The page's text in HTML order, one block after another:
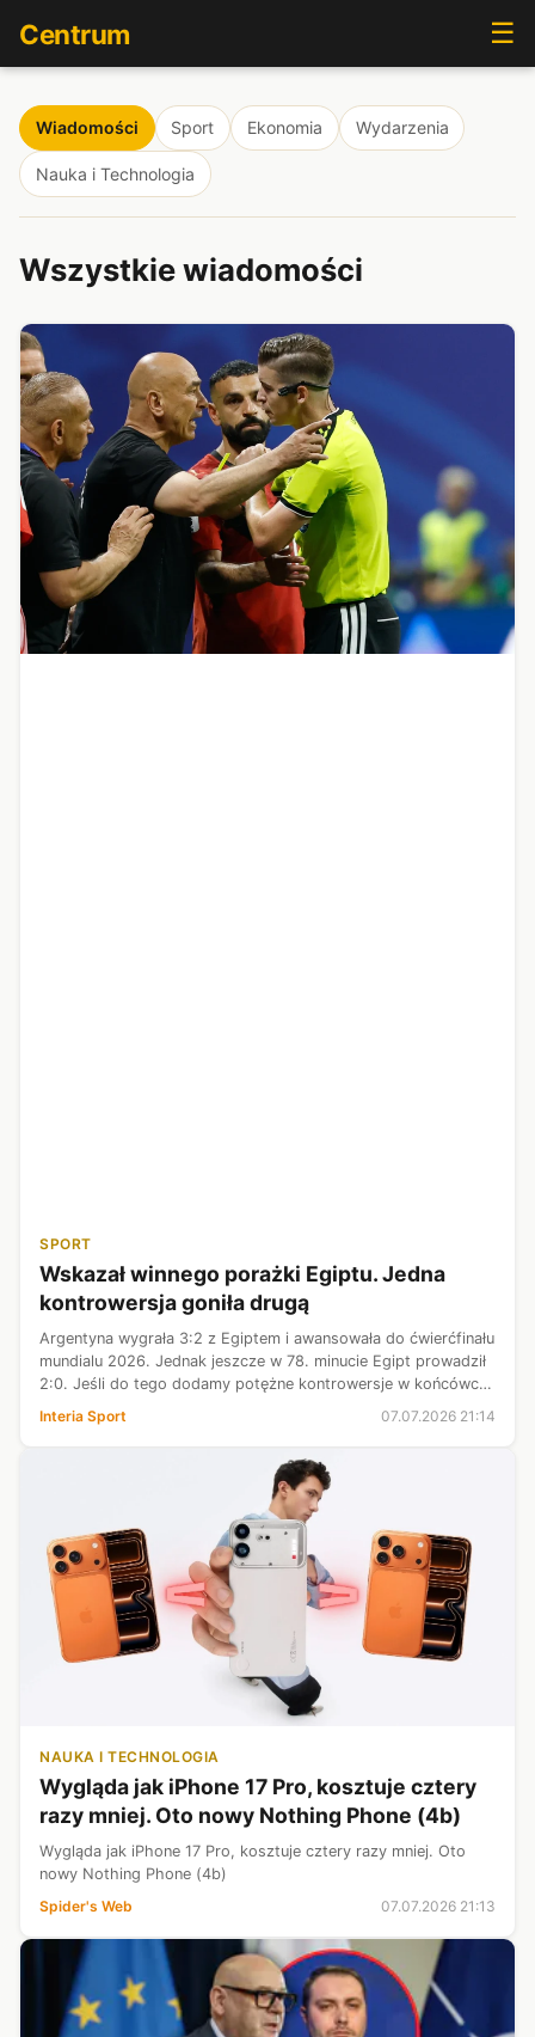
Centrum ☰
Wiadomości Sport Ekonomia Wydarzenia
Nauka i Technologia
Wszystkie wiadomości
SPORT
Wskazał winnego porażki Egiptu. Jedna
kontrowersja goniła drugą
Argentyna wygrała 3:2 z Egiptem i awansowała do ćwierćfinału
mundialu 2026. Jednak jeszcze w 78. minucie Egipt prowadził
2:0. Jeśli do tego dodamy potężne kontrowersje w końcówce
Egiptu przy ...
Interia Sport 07.07.2026 21:14
NAUKA I TECHNOLOGIA
Wygląda jak iPhone 17 Pro, kosztuje cztery
razy mniej. Oto nowy Nothing Phone (4b)
Wygląda jak iPhone 17 Pro, kosztuje cztery razy mniej. Oto
nowy Nothing Phone (4b)
Spider's Web
07.07.2026 21:13